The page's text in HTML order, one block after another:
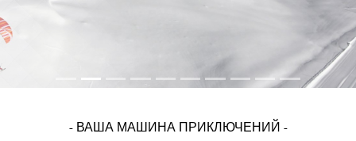
- ВАША МАШИНА ПРИКЛЮЧЕНИЙ -